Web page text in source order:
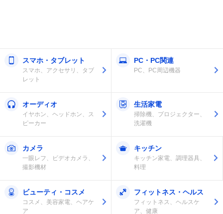
スマホ・タブレット
スマホ、アクセサリ、タブ
レット
PC・PC関連
PC、PC周辺機器
オーディオ
イヤホン、ヘッドホン、ス
ピーカー
生活家電
掃除機、プロジェクター、
洗濯機
カメラ
一眼レフ、ビデオカメラ、
撮影機材
キッチン
キッチン家電、調理器具、
料理
ビューティ・コスメ
コスメ、美容家電、ヘアケ
ア
フィットネス・ヘルス
フィットネス、ヘルスケ
ア、健康